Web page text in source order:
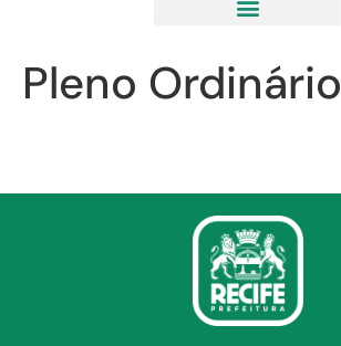
Pleno Ordinário